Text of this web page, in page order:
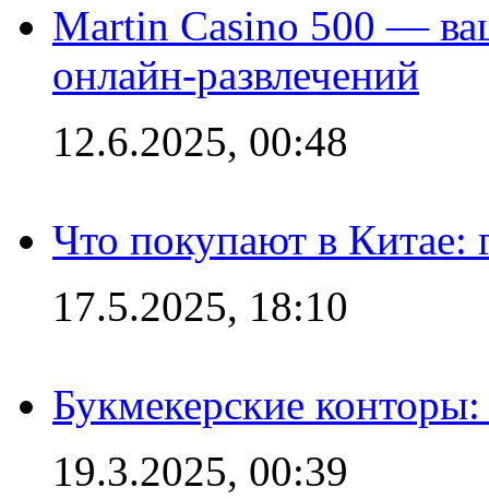
Martin Casino 500 —
онлайн-развлечений
12.6.2025, 00:48
Что покупают в Китае:
17.5.2025, 18:10
Букмекерские
19.3.2025, 00:39